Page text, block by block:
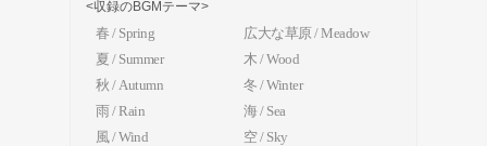
<収録のBGMテーマ>
春 / Spring
広大な草原 / Meadow
夏 / Summer
木 / Wood
秋 / Autumn
冬 / Winter
雨 / Rain
海 / Sea
風 / Wind
空 / Sky